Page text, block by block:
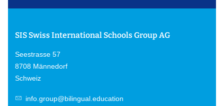
SIS Swiss International Schools Group AG
Seestrasse 57
8708 Männedorf
Schweiz
info.group@bilingual.education